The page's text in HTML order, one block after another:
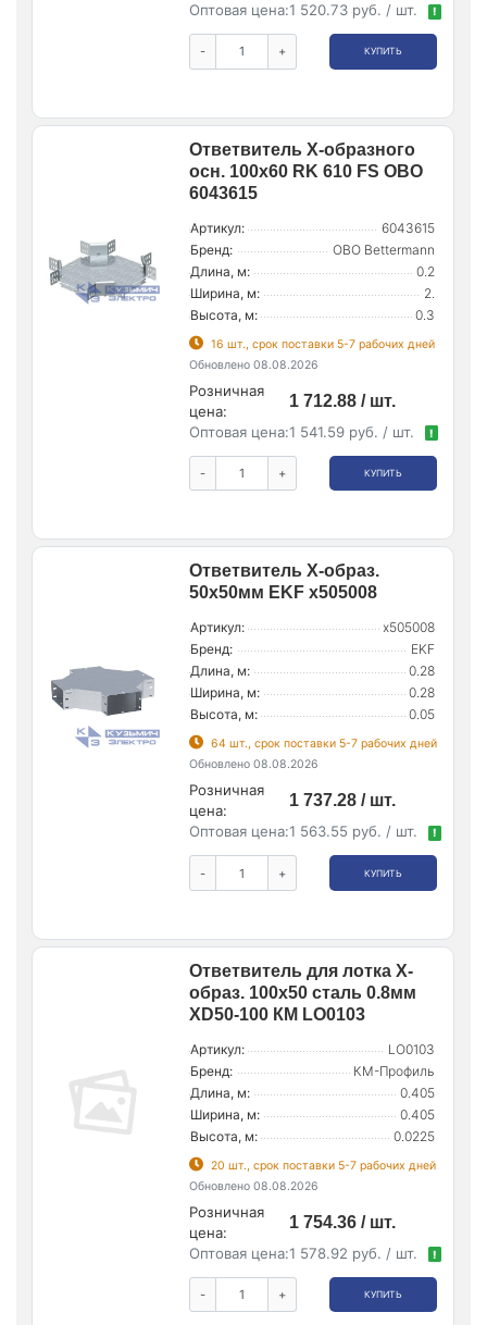
Оптовая цена:1 520.73 руб. / шт. !
- + КУПИТЬ
Ответвитель Х-образного
осн. 100х60 RK 610 FS OBO
6043615
Артикул:
6043615
Бренд:
OBO Bettermann
Длина, м:
0.2
Ширина, м:
2.
Высота, м:
0.3
16 шт., срок поставки 5-7 рабочих дней
Обновлено 08.08.2026
Розничная
цена:
1 712.88 / шт.
Оптовая цена:1 541.59 руб. / шт. !
- + КУПИТЬ
Ответвитель Х-образ.
50х50мм EKF x505008
Артикул:
x505008
Бренд:
EKF
Длина, м:
0.28
Ширина, м:
0.28
Высота, м:
0.05
64 шт., срок поставки 5-7 рабочих дней
Обновлено 08.08.2026
Розничная
цена:
1 737.28 / шт.
Оптовая цена:1 563.55 руб. / шт. !
- + КУПИТЬ
Ответвитель для лотка Х-
образ. 100х50 сталь 0.8мм
XD50-100 КМ LO0103
Артикул:
LO0103
Бренд:
КМ-Профиль
Длина, м:
0.405
Ширина, м:
0.405
Высота, м:
0.0225
20 шт., срок поставки 5-7 рабочих дней
Обновлено 08.08.2026
Розничная
цена:
1 754.36 / шт.
Оптовая цена:1 578.92 руб. / шт. !
- + КУПИТЬ